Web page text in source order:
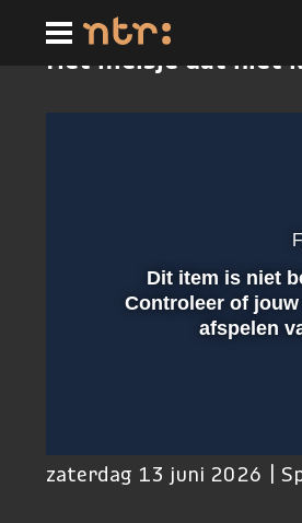
hoofdinhoud
Het meisje dat niet
Dit item is niet
Controleer of
afspelen
zaterdag 13 juni 2026 |